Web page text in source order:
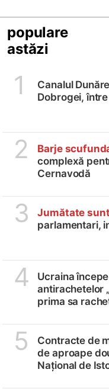
populare
astăzi
1
Canalul
Dobrogei,
2 Barje
complexă
Cernavodă
3 Jumătate sunt
parlamentari,
4
Ucraina
antirachetelor
prima sa
5
Contracte de
de aproape
Național de